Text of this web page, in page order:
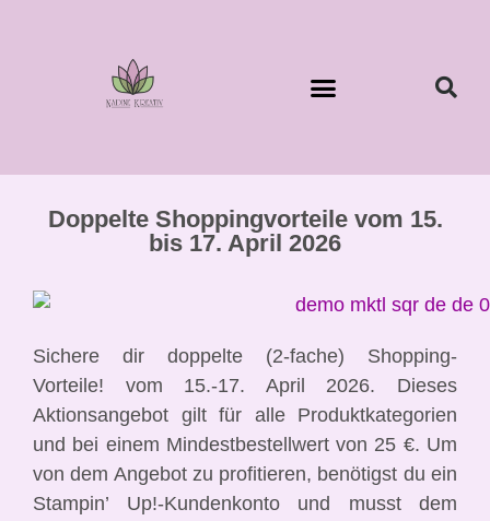
Doppelte Shoppingvorteile vom 15.
bis 17. April 2026
Sichere dir doppelte (2-fache) Shopping-
Vorteile! vom 15.-17. April 2026. Dieses
Aktionsangebot gilt für alle Produktkategorien
und bei einem Mindestbestellwert von 25 €. Um
von dem Angebot zu profitieren, benötigst du ein
Stampin’ Up!-Kundenkonto und musst dem